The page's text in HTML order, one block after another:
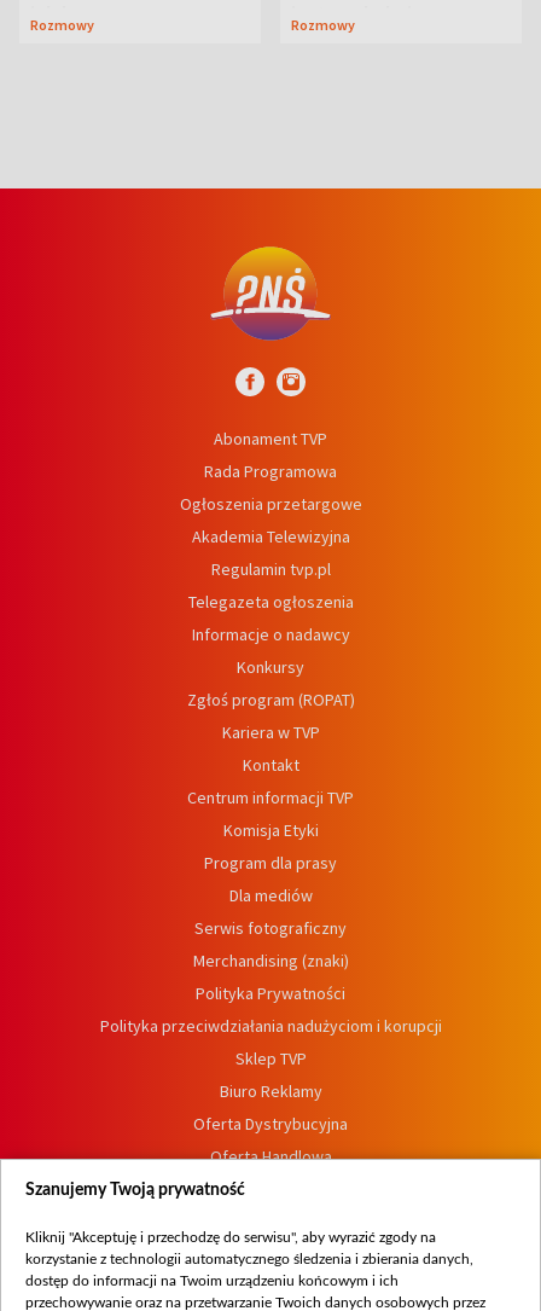
jak bumerang
Rozmowy
jest zaskakująco
Rozmowy
Abonament TVP
Rada Programowa
Ogłoszenia przetargowe
Akademia Telewizyjna
Regulamin tvp.pl
Telegazeta ogłoszenia
Informacje o nadawcy
Konkursy
Zgłoś program (ROPAT)
Kariera w TVP
Kontakt
Centrum informacji TVP
Komisja Etyki
Program dla prasy
Dla mediów
Serwis fotograficzny
Merchandising (znaki)
Polityka Prywatności
Polityka przeciwdziałania nadużyciom i korupcji
Sklep TVP
Biuro Reklamy
Oferta Dystrybucyjna
Oferta Handlowa
Dostępność
Procedura zgłoszeń wewnętrznych
Szanujemy Twoją prywatność
Kliknij "Akceptuję i przechodzę do serwisu", aby wyrazić zgody na
korzystanie z technologii automatycznego śledzenia i zbierania danych,
dostęp do informacji na Twoim urządzeniu końcowym i ich
przechowywanie oraz na przetwarzanie Twoich danych osobowych przez